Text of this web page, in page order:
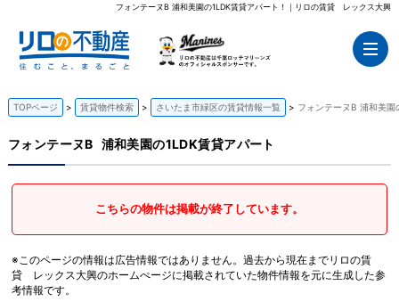
フォンテーヌB 浦和美園の1LDK賃貸アパート！｜リロの賃貸 レックス大興
TOPページ 賃貸物件検索 さいたま市緑区の賃貸情報一覧 フォンテーヌB 浦和美園
フォンテーヌB 浦和美園の1LDK賃貸アパート
こちらの物件は掲載が終了しています。
※このページの情報は広告情報ではありません。過去から現在までリロの賃
貸 レックス大興のホームぺージに掲載されていた物件情報を元に生成した参
考情報です。